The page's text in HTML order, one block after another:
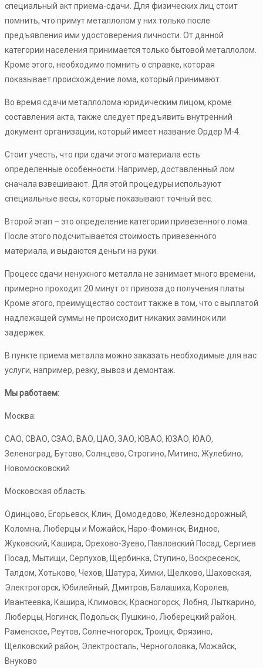
специальный акт приема-сдачи. Для физических лиц стоит
помнить, что примут металлолом у них только после
предъявления ими удостоверения личности. От данной
категории населения принимается только бытовой металлолом.
Кроме этого, необходимо помнить о справке, которая
показывает происхождение лома, который принимают.
Во время сдачи металлолома юридическим лицом, кроме
составления акта, также следует предъявить внутренний
документ организации, который имеет название Ордер М-4.
Стоит учесть, что при сдачи этого материала есть
определенные особенности. Например, доставленный лом
сначала взвешивают. Для этой процедуры используют
специальные весы, которые показывают точный вес.
Второй этап – это определение категории привезенного лома.
После этого подсчитывается стоимость привезенного
материала, и выдаются деньги на руки.
Процесс сдачи ненужного металла не занимает много времени,
примерно проходит 20 минут от привоза до получения платы.
Кроме этого, преимущество состоит также в том, что с выплатой
надлежащей суммы не происходит никаких заминок или
задержек.
В пункте приема металла можно заказать необходимые для вас
услуги, например, резку, вывоз и демонтаж.
Мы работаем:
Москва:
САО, СВАО, СЗАО, ВАО, ЦАО, ЗАО, ЮВАО, ЮЗАО, ЮАО,
Зеленоград, Бутово, Солнцево, Строгино, Митино, Жулебино,
Новомосковский
Московская область:
Одинцово, Егорьевск, Клин, Домодедово, Железнодорожный,
Коломна, Люберцы и Можайск, Наро-Фоминск, Видное,
Жуковский, Кашира, Орехово-Зуево, Павловский Посад, Сергиев
Посад, Мытищи, Серпухов, Щербинка, Ступино, Воскресенск,
Талдом, Хотьково, Чехов, Шатура, Химки, Щелково, Шаховская,
Электрогорск, Юбилейный, Дмитров, Балашиха, Королев,
Ивантеевка, Кашира, Климовск, Красногорск, Лобня, Лыткарино,
Люберцы, Ногинск, Подольск, Пушкино, Люберецкий район,
Раменское, Реутов, Солнечногорск, Троицк, Фрязино,
Щелковский район, Электросталь, Черноголовка, Можайск,
Внуково